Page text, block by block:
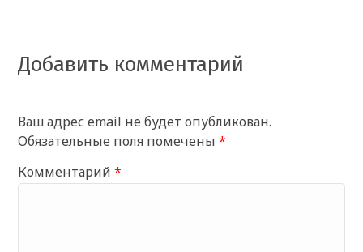
Добавить комментарий
Ваш адрес email не будет опубликован.
Обязательные поля помечены*
Комментарий*